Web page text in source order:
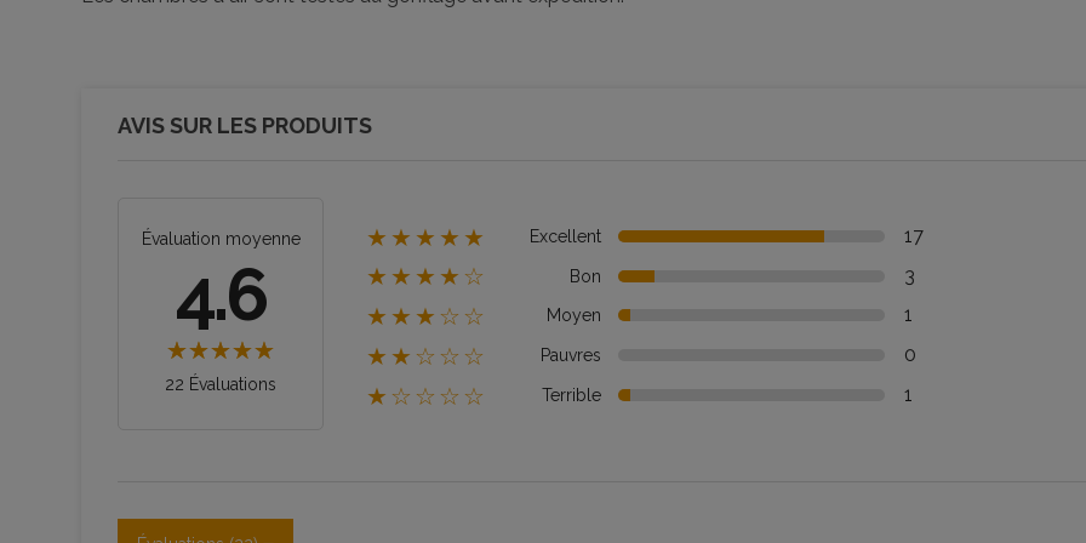
AVIS SUR LES PRODUITS
Évaluation moyenne
4.6
22 Évaluations
★★★★★ Excellent 17
★★★★☆ Bon 3
★★★☆☆ Moyen 1
★★☆☆☆ Pauvres 0
★☆☆☆☆ Terrible 1